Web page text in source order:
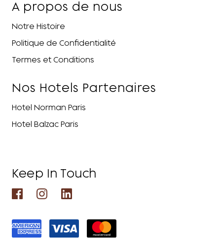
A propos de nous
Notre Histoire
Politique de Confidentialité
Termes et Conditions
Nos Hotels Partenaires
Hotel Norman Paris
Hotel Balzac Paris
Keep In Touch